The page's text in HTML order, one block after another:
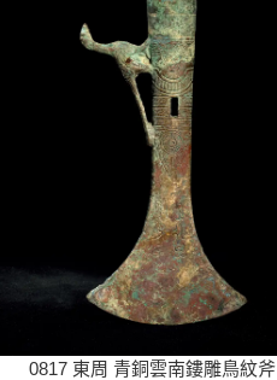
0817 東周 青銅雲南鏤雕鳥紋斧